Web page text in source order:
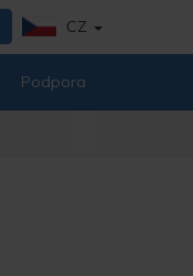
CZ
Podpora